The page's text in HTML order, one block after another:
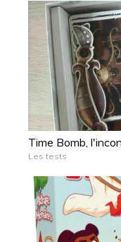
Time Bomb,
Les tests